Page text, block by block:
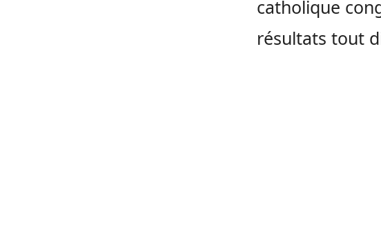
catholique
résultats tout